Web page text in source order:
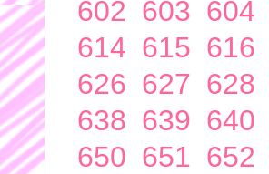
602 603 604
614 615 616
626 627 628
638 639 640
650 651 652